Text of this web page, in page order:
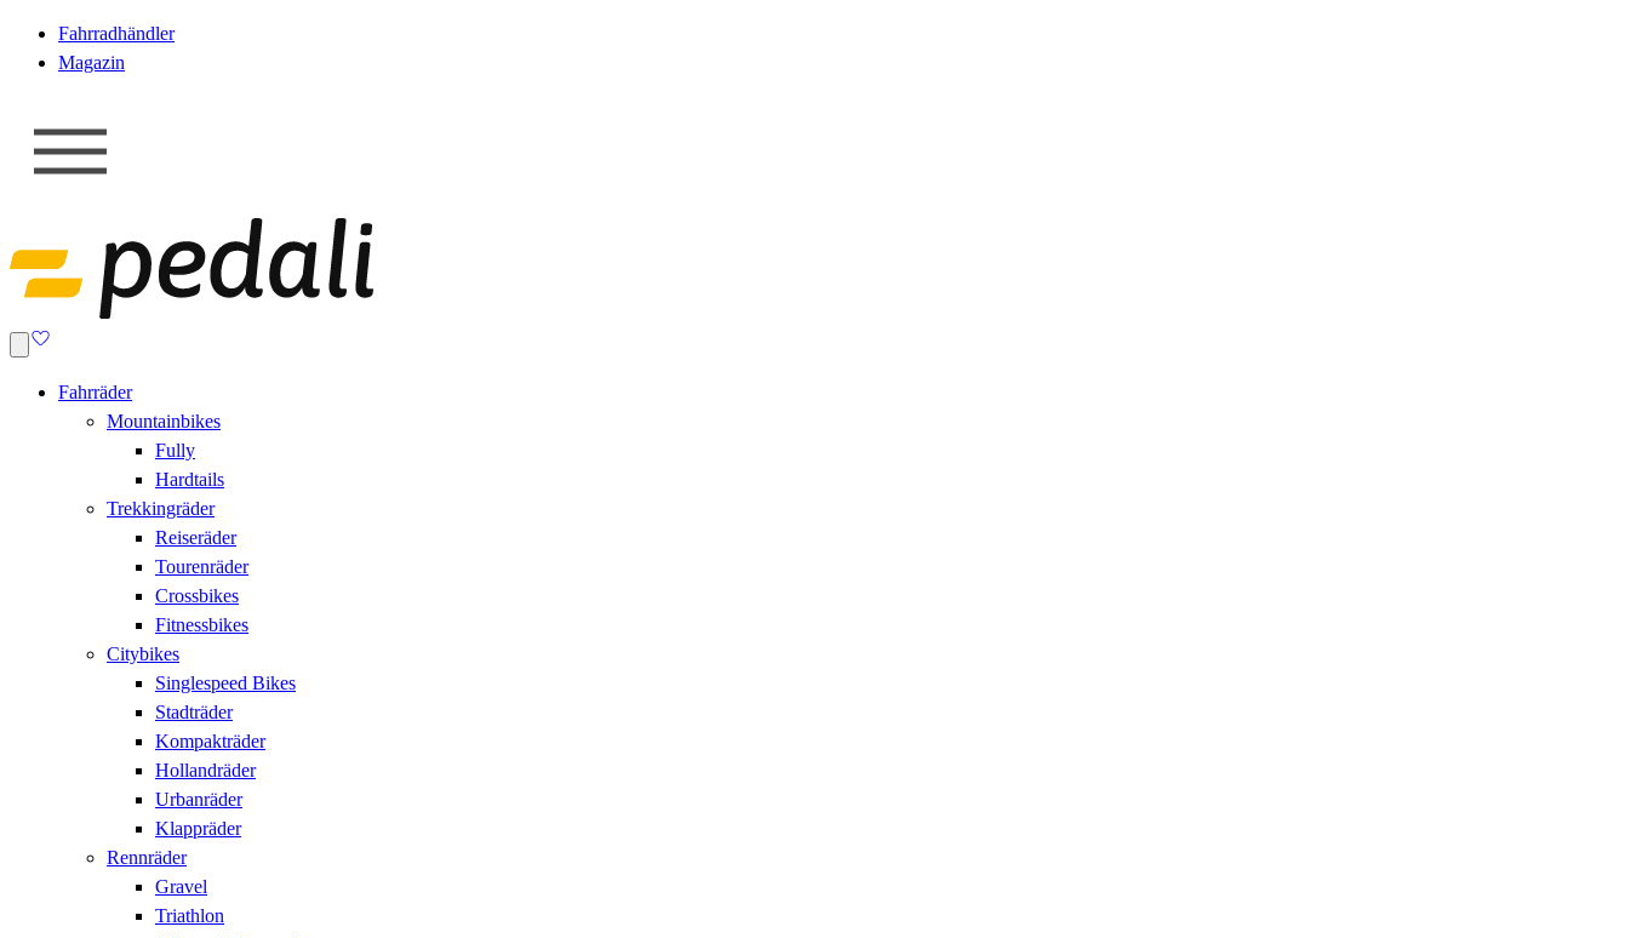
Fahrradhändler
Magazin
Fahrräder
Mountainbikes
Fully
Hardtails
Trekkingräder
Reiseräder
Tourenräder
Crossbikes
Fitnessbikes
Citybikes
Singlespeed Bikes
Stadträder
Kompakträder
Hollandräder
Urbanräder
Klappräder
Rennräder
Gravel
Triathlon